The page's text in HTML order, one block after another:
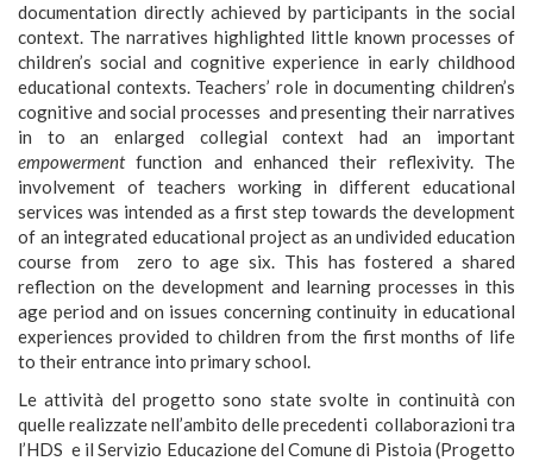
documentation directly achieved by participants in the social
context. The narratives highlighted little known processes of
children’s social and cognitive experience in early childhood
educational contexts. Teachers’ role in documenting children’s
cognitive and social processes and presenting their narratives
in to an enlarged collegial context had an important
empowermentfunction and enhanced their reflexivity. The
involvement of teachers working in different educational
services was intended as a first step towards the development
of an integrated educational project as an undivided education
course from zero to age six. This has fostered a shared
reflection on the development and learning processes in this
age period and on issues concerning continuity in educational
experiences provided to children from the first months of life
to their entrance into primary school.
Le attività del progetto sono state svolte in continuità con
quelle realizzate nell’ambito delle precedenti collaborazioni tra
l’HDS e il Servizio Educazione del Comune di Pistoia (Progetto